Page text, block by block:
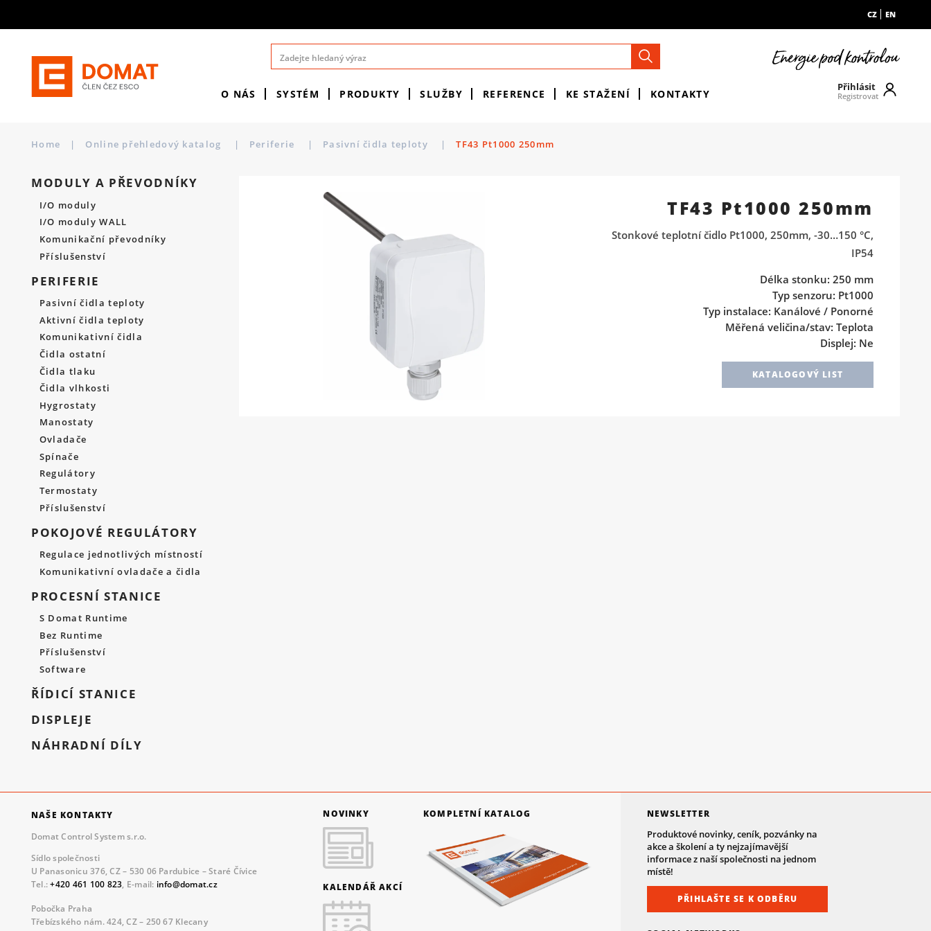
CZ EN
O NÁS SYSTÉM PRODUKTY SLUŽBY REFERENCE KE STAŽENÍ KONTAKTY
Přihlásit
Registrovat
Home | Online přehledový katalog | Periferie | Pasivní čidla teploty | TF43 Pt1000 250mm
MODULY A PŘEVODNÍKY
I/O moduly
I/O moduly WALL
Komunikační převodníky
Příslušenství
PERIFERIE
Pasivní čidla teploty
Aktivní čidla teploty
Komunikativní čidla
Čidla ostatní
Čidla tlaku
Čidla vlhkosti
Hygrostaty
Manostaty
Ovladače
Spínače
Regulátory
Termostaty
Příslušenství
POKOJOVÉ REGULÁTORY
Regulace jednotlivých místností
Komunikativní ovladače a čidla
PROCESNÍ STANICE
S Domat Runtime
Bez Runtime
Příslušenství
Software
ŘÍDICÍ STANICE
DISPLEJE
NÁHRADNÍ DÍLY
TF43 Pt1000 250mm
Stonkové teplotní čidlo Pt1000, 250mm, -30…150 °C,
IP54
Délka stonku: 250 mm
Typ senzoru: Pt1000
Typ instalace: Kanálové / Ponorné
Měřená veličina/stav: Teplota
Displej: Ne
KATALOGOVÝ LIST
NEWSLETTER
Produktové novinky, ceník, pozvánky na
akce a školení a ty nejzajímavější
informace z naší společnosti na jednom
místě!
PŘIHLAŠTE SE K ODBĚRU
NOVINKY
KALENDÁŘ AKCÍ
KOMPLETNÍ KATALOG
NAŠE KONTAKTY
Domat Control System s.r.o.
Sídlo společnosti
U Panasonicu 376, CZ – 530 06 Pardubice – Staré Čívice
Tel.:+420 461 100 823, E-mail: info@domat.cz
Pobočka Praha
Třebízského nám. 424, CZ – 250 67 Klecany